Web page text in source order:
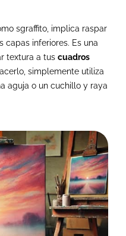
sgraffito, implica raspar
capas inferiores. Es una
textura a tus cuadros
simplemente utiliza
aguja o un cuchillo y raya